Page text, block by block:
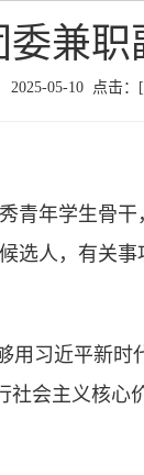
兼
2025-05-10 点击：[
年学生骨
选人，有关事
习近平新
会主义核心